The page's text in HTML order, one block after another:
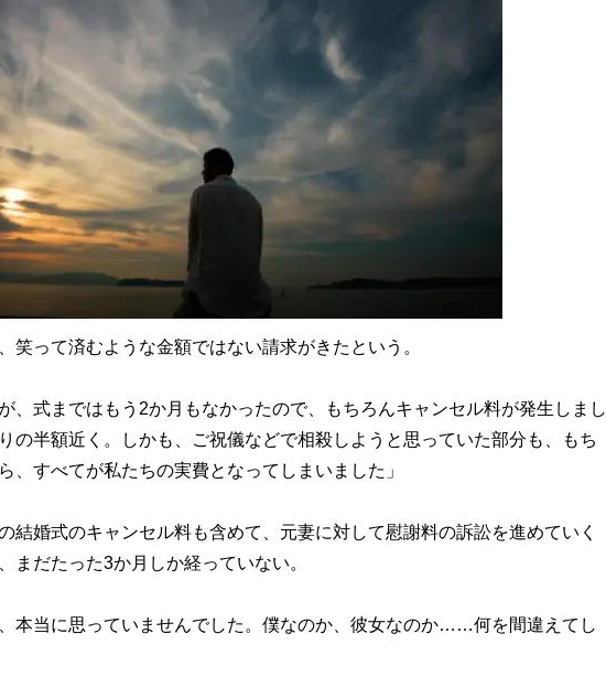
って済むような金額ではない請求がきたという。
、式まではもう2か月もなかったので、もちろんキャンセル料が発生しまし
の半額近く。しかも、ご祝儀などで相殺しようと思っていた部分も、もち
、すべてが私たちの実費となってしまいました」
婚式のキャンセル料も含めて、元妻に対して慰謝料の訴訟を進めていく
まだたった3か月しか経っていない。
本当に思っていませんでした。僕なのか、彼女なのか……何を間違えてし